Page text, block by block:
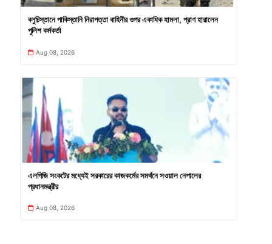
বলুচিস্তানে পাকিস্তানি নিরাপত্তা বাহিনীর ওপর একাধিক হামলা, প্রাণ হারালেন
পুলিশ কর্মকর্তা
Aug 08, 2026
এলপিজি সংকটের মধ্যেই সরকারের কাজকর্মের সমর্থনে সওয়াল নেপালের
প্রধানমন্ত্রীর
Aug 08, 2026